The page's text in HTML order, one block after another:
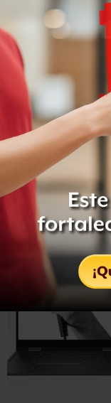
Assange es
breve estancia en
conferencias sobre
página en
250 mil cables
La defensa de
Corte Suprema
dictada en su
pasada.